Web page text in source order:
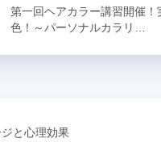
第一回ヘアカラー講習開催！
色！～パーソナルカラリ…
と心理効果